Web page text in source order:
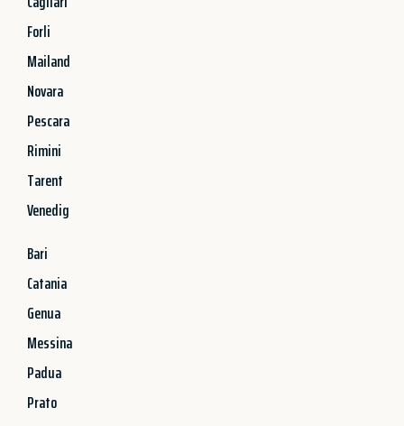
Forli
Mailand
Novara
Pescara
Rimini
Tarent
Venedig
Bari
Catania
Genua
Messina
Padua
Prato